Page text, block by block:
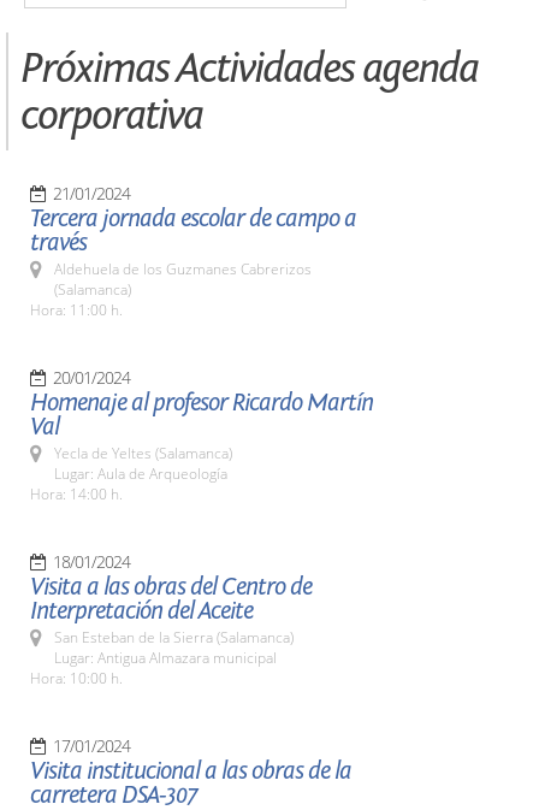
Próximas Actividades agenda
corporativa
21/01/2024
Tercera jornada escolar de campo a
través
Aldehuela de los Guzmanes Cabrerizos
(Salamanca)
Hora: 11:00 h.
20/01/2024
Homenaje al profesor Ricardo Martín
Val
Yecla de Yeltes (Salamanca)
Lugar: Aula de Arqueología
Hora: 14:00 h.
18/01/2024
Visita a las obras del Centro de
Interpretación del Aceite
San Esteban de la Sierra (Salamanca)
Lugar: Antigua Almazara municipal
Hora: 10:00 h.
17/01/2024
Visita institucional a las obras de la
carretera DSA-307